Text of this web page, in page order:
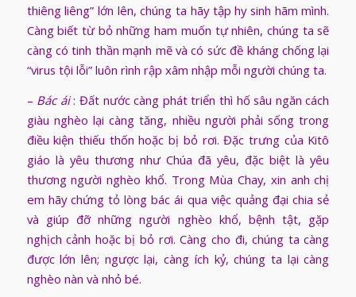
thiêng liêng” lớn lên, chúng ta hãy tập hy sinh hãm mình.
Càng biết từ bỏ những ham muốn tự nhiên, chúng ta sẽ
càng có tinh thần mạnh mẽ và có sức đề kháng chống lại
“virus tội lỗi” luôn rình rập xâm nhập mỗi người chúng ta.
– Bác ái: Đất nước càng phát triển thì hố sâu ngăn cách
giàu nghèo lại càng tăng, nhiều người phải sống trong
điều kiện thiếu thốn hoặc bị bỏ rơi. Đặc trưng của Kitô
giáo là yêu thương như Chúa đã yêu, đặc biệt là yêu
thương người nghèo khổ. Trong Mùa Chay, xin anh chị
em hãy chứng tỏ lòng bác ái qua việc quảng đại chia sẻ
và giúp đỡ những người nghèo khổ, bệnh tật, gặp
nghịch cảnh hoặc bị bỏ rơi. Càng cho đi, chúng ta càng
được lớn lên; ngược lại, càng ích kỷ, chúng ta lại càng
nghèo nàn và nhỏ bé.